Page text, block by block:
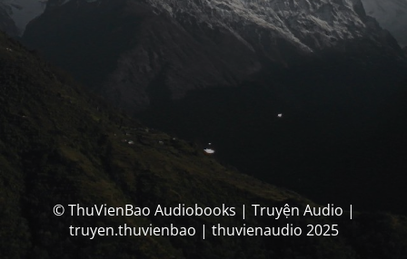
© ThuVienBao Audiobooks | Truyện Audio |
truyen.thuvienbao | thuvienaudio 2025